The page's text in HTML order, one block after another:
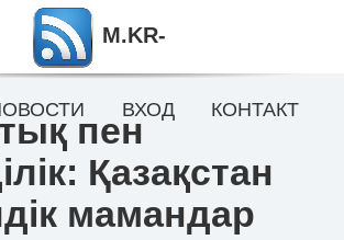
пен
Қазақстан
мамандар
M.KR-
ВХОД КОНТАКТ